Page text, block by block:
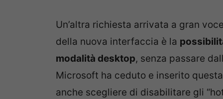
Un’altra richiesta arrivata a gran
della nuova interfaccia è la
modalità desktop, senza passare
Microsoft ha ceduto e inserito
anche scegliere di disabilitare gli